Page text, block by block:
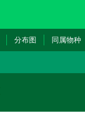
分布图 同属物种